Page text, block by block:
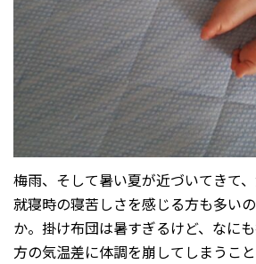
梅雨、そして暑い夏が近づいてきて
就寝時の寝苦しさを感じる方も多い
か。掛け布団は暑すぎるけど、なに
方の気温差に体調を崩してしまうこ